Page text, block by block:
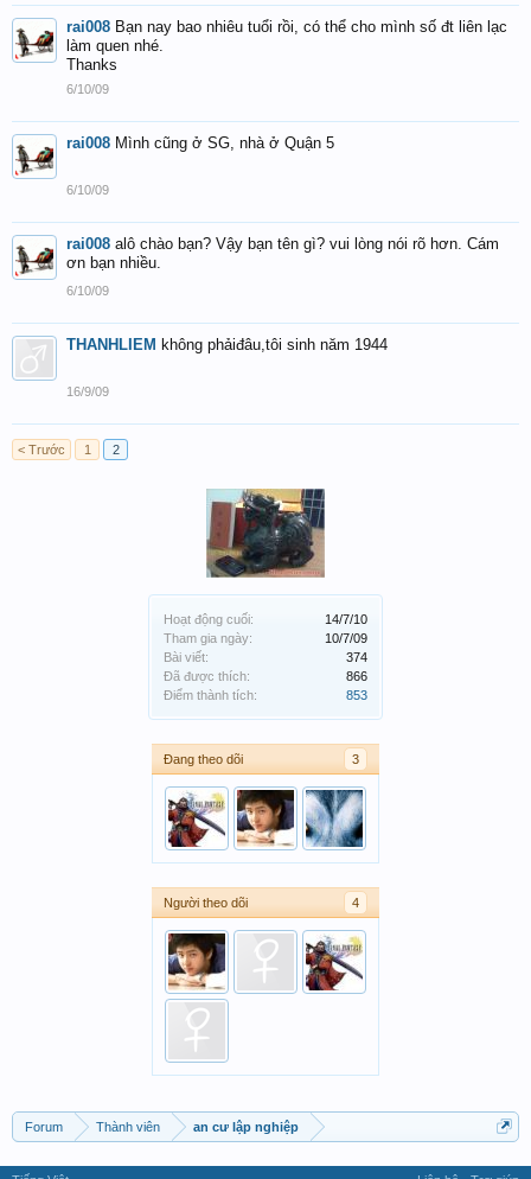
Hoạt động cuối:
14/7/10
Tham gia ngày:
10/7/09
Bài viết:
374
Đã được thích:
866
Điểm thành tích:
853
Đang theo dõi 3
Người theo dõi 4
rai008 Bạn nay bao nhiêu tuổi rồi, có thể cho mình số đt liên lạc
làm quen nhé.
Thanks
6/10/09
rai008 Mình cũng ở SG, nhà ở Quận 5
6/10/09
rai008 alô chào bạn? Vậy bạn tên gì? vui lòng nói rõ hơn. Cám
ơn bạn nhiều.
6/10/09
THANHLIEM không phảiđâu,tôi sinh năm 1944
16/9/09
< Trước 1 2
Forum Thành viên an cư lập nghiệp